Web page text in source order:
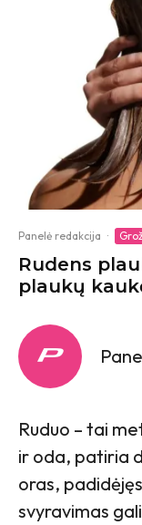
Panelė redakcija ·
Rudens
plaukų
Ruduo – tai
ir oda, patiria
oras,
svyravimas